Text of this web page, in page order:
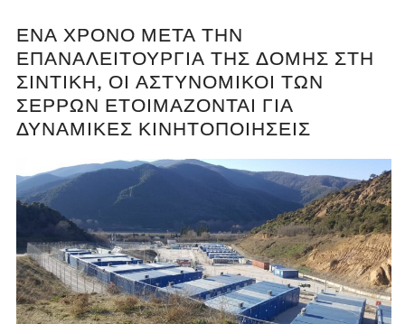
ΈΝΑ ΧΡΌΝΟ ΜΕΤΆ ΤΗΝ
ΕΠΑΝΑΛΕΙΤΟΥΡΓΊΑ ΤΗΣ ΔΟΜΉΣ ΣΤΗ
ΣΙΝΤΙΚΉ, ΟΙ ΑΣΤΥΝΟΜΙΚΟΊ ΤΩΝ
ΣΕΡΡΏΝ ΕΤΟΙΜΆΖΟΝΤΑΙ ΓΙΑ
ΔΥΝΑΜΙΚΈΣ ΚΙΝΗΤΟΠΟΙΉΣΕΙΣ